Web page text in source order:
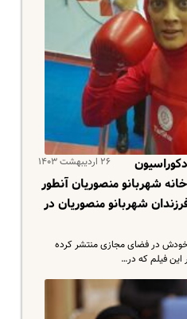
۲۶ اردیبهشت ۱۴۰۳
دکوراسیون
خانه شهربانو منصوریان آنطور
شهربانو منصوریان در
خودش در فضای مجازی منتشر کرده
فیلم که در…